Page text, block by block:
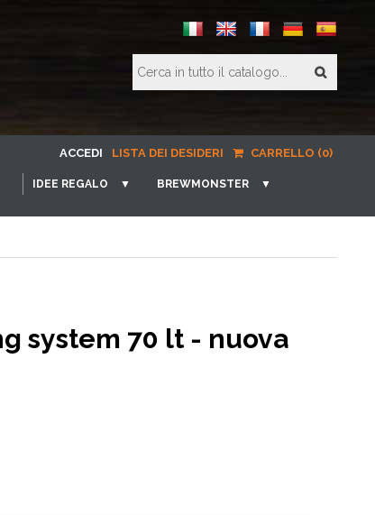
ACCEDI LISTA DEI DESIDERI CARRELLO (0)
IDEE REGALO ▼ BREWMONSTER
▼
system 70 lt - nuova